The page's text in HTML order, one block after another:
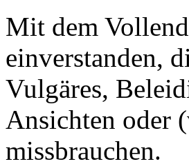
Mit dem
einverstanden,
Vulgäres,
Ansichten oder
missbrauchen.